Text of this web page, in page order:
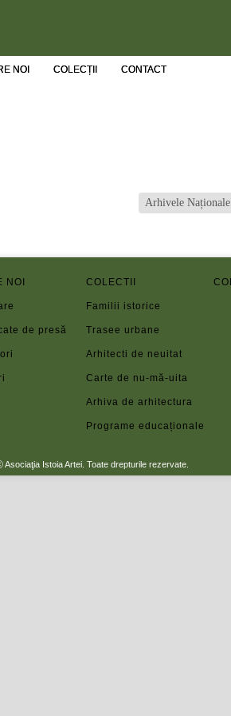
NOI COLECȚII CONTACT
Arhivele
NOI
de presă
COLECTII
Familii istorice
Trasee urbane
Arhitecti de neuitat
Carte de nu-mă-uita
Arhiva de arhitectura
Programe educaționale
Asociaţia Istoia Artei. Toate drepturile rezervate.